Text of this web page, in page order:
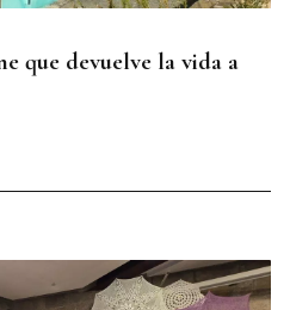
que devuelve la vida a